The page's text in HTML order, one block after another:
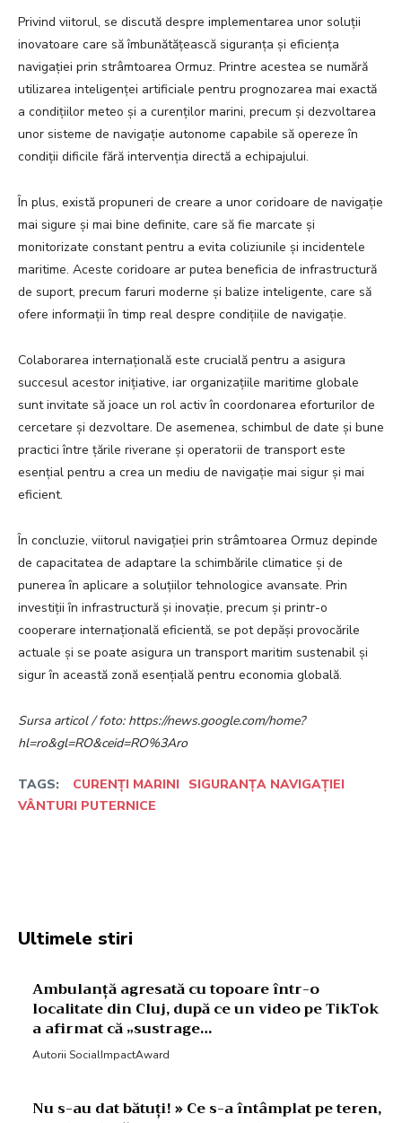
Privind viitorul, se discută despre implementarea unor soluții
inovatoare care să îmbunătățească siguranța și eficiența
navigației prin strâmtoarea Ormuz. Printre acestea se numără
utilizarea inteligenței artificiale pentru prognozarea mai exactă
a condițiilor meteo și a curenților marini, precum și dezvoltarea
unor sisteme de navigație autonome capabile să opereze în
condiții dificile fără intervenția directă a echipajului.
În plus, există propuneri de creare a unor coridoare de navigație
mai sigure și mai bine definite, care să fie marcate și
monitorizate constant pentru a evita coliziunile și incidentele
maritime. Aceste coridoare ar putea beneficia de infrastructură
de suport, precum faruri moderne și balize inteligente, care să
ofere informații în timp real despre condițiile de navigație.
Colaborarea internațională este crucială pentru a asigura
succesul acestor inițiative, iar organizațiile maritime globale
sunt invitate să joace un rol activ în coordonarea eforturilor de
cercetare și dezvoltare. De asemenea, schimbul de date și bune
practici între țările riverane și operatorii de transport este
esențial pentru a crea un mediu de navigație mai sigur și mai
eficient.
În concluzie, viitorul navigației prin strâmtoarea Ormuz depinde
de capacitatea de adaptare la schimbările climatice și de
punerea în aplicare a soluțiilor tehnologice avansate. Prin
investiții în infrastructură și inovație, precum și printr-o
cooperare internațională eficientă, se pot depăși provocările
actuale și se poate asigura un transport maritim sustenabil și
sigur în această zonă esențială pentru economia globală.
Sursa articol / foto: https://news.google.com/home?
hl=ro&gl=RO&ceid=RO%3Aro
TAGS: CURENȚI MARINI
SIGURANȚA NAVIGAȚIEI
VÂNTURI PUTERNICE
Ultimele stiri
Ambulanță agresată cu topoare într-o
localitate din Cluj, după ce un video pe TikTok
a afirmat că „sustrage…
Autorii SocialImpactAward
Nu s-au dat bătuți! » Ce s-a întâmplat pe teren,